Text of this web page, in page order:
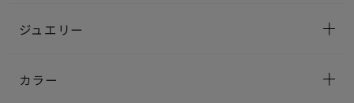
ジュエリー
カラー